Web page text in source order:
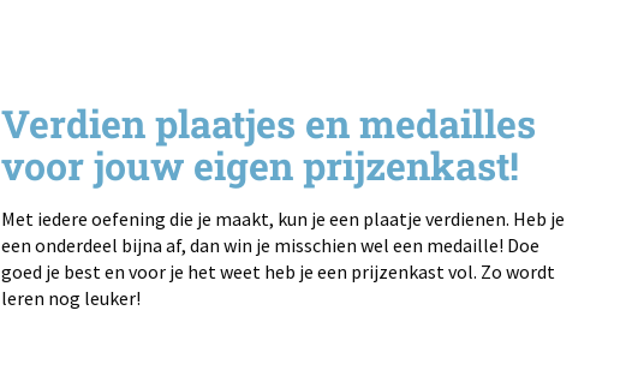
Verdien plaatjes en medailles
voor jouw eigen prijzenkast!
Met iedere oefening die je maakt, kun je een plaatje verdienen. Heb je
een onderdeel bijna af, dan win je misschien wel een medaille! Doe
goed je best en voor je het weet heb je een prijzenkast vol. Zo wordt
leren nog leuker!